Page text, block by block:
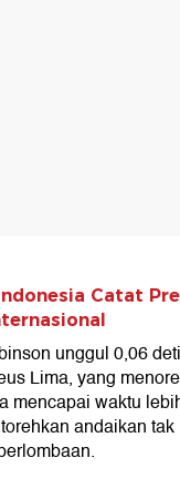
Catat
unggul 0,06
Lima, yang
mencapai waktu
andaikan